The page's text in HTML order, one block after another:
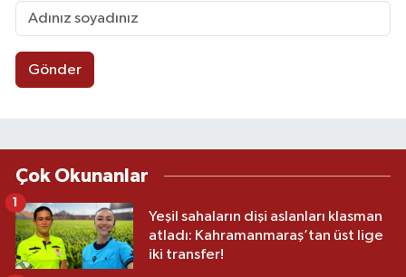
Gönder
Çok Okunanlar
Yeşil sahaların dişi aslanları klasman
atladı: Kahramanmaraş’tan üst lige
iki transfer!
1